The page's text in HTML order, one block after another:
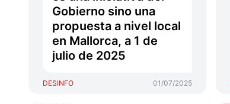
Gobierno sino una
propuesta a nivel local
en Mallorca, a 1 de
julio de 2025
DESINFO 01/07/2025